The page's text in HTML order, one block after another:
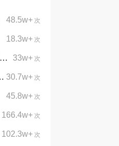
48.5w+ 次
18.3w+ 次
33w+ 次
30.7w+ 次
45.8w+ 次
166.4w+ 次
免费
102.3w+ 次
免费